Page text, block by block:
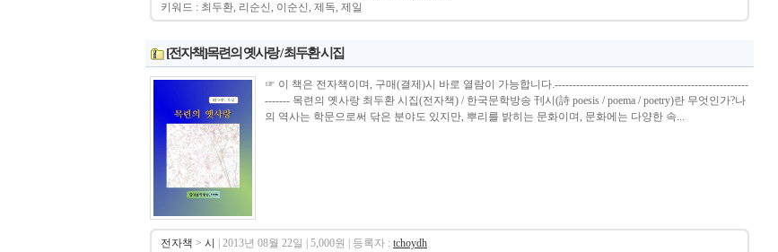
키워드 : 최두환, 리순신, 이순신, 제독, 제일
[전자책]목련의 옛사랑 / 최두환 시집
☞ 이 책은 전자책이며, 구매(결제)시 바로 열람이 가능합니다.------------------------------------------------------
------- 목련의 옛사랑 최두환 시집(전자책) / 한국문학방송 刊시(詩 poesis / poema / poetry)란 무엇인가?나
의 역사는 학문으로써 닦은 분야도 있지만, 뿌리를 밝히는 문화이며, 문화에는 다양한 속...
전자책 > 시 | 2013년 08월 22일 | 5,000원 | 등록자 : tchoydh